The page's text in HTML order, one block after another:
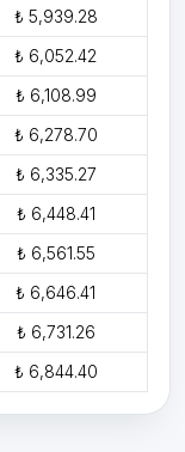
₺ 5,939.28
₺ 6,052.42
₺ 6,108.99
₺ 6,278.70
₺ 6,335.27
₺ 6,448.41
₺ 6,561.55
₺ 6,646.41
₺ 6,731.26
₺ 6,844.40